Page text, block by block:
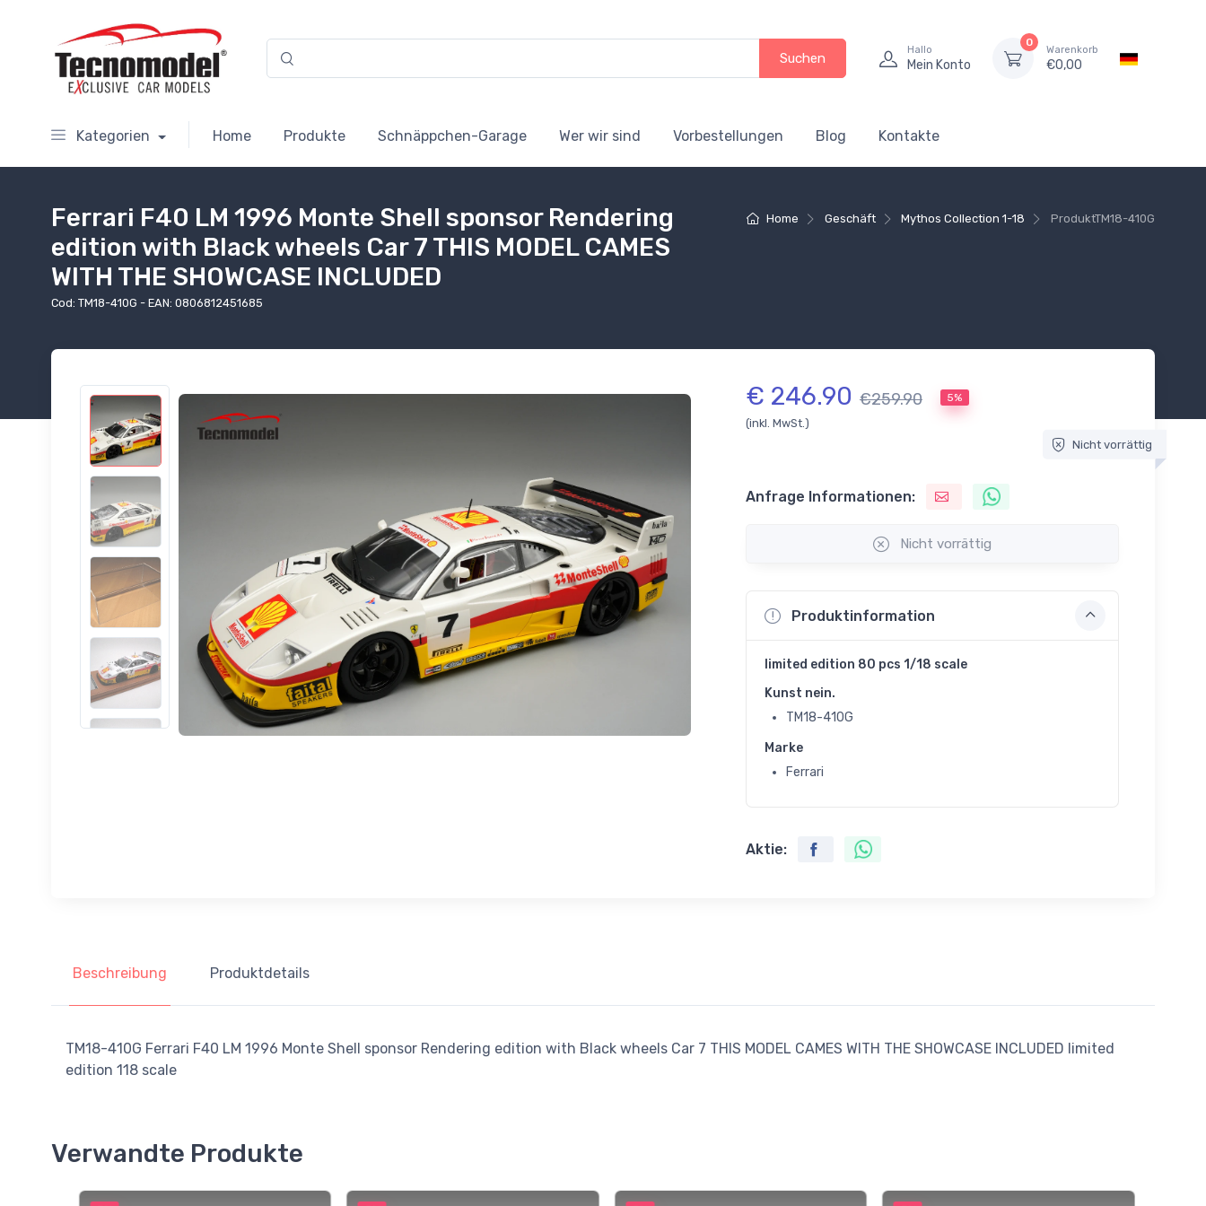
Suchen
Hallo
Mein Konto
0
Warenkorb
€0,00
Kategorien Home Produkte Schnäppchen-Garage Wer wir sind Vorbestellungen Blog Kontakte
Home Geschäft Mythos Collection 1-18 ProduktTM18-410G
Ferrari F40 LM 1996 Monte Shell sponsor Rendering
edition with Black wheels Car 7 THIS MODEL CAMES
WITH THE SHOWCASE INCLUDED
Cod: TM18-410G - EAN: 0806812451685
€ 246.90 €259.90 5%
(inkl. MwSt.)
Nicht vorrättig
Anfrage Informationen:
Nicht vorrättig
Produktinformation
limited edition 80 pcs 1/18 scale
Kunst nein.
TM18-410G
Marke
Ferrari
Aktie:
Beschreibung Produktdetails
TM18-410G Ferrari F40 LM 1996 Monte Shell sponsor Rendering edition with Black wheels Car 7 THIS MODEL CAMES WITH THE SHOWCASE INCLUDED limited
edition 118 scale
Verwandte Produkte